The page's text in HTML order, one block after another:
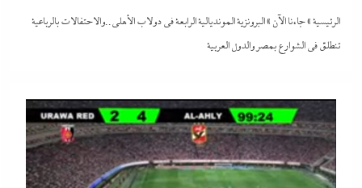
الرئيسية»جاءنا الآن »البرونزية المونديالية الرابعة في دولاب الأهلى..والاحتفالات بالرباعية
تنطلق في الشوارع بمصر والدول العربية